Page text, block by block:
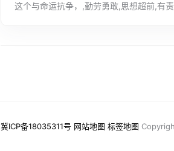
这个与命运抗争，,勤劳勇敢,思想超前,有
冀ICP备18035311号 网站地图 标签地图